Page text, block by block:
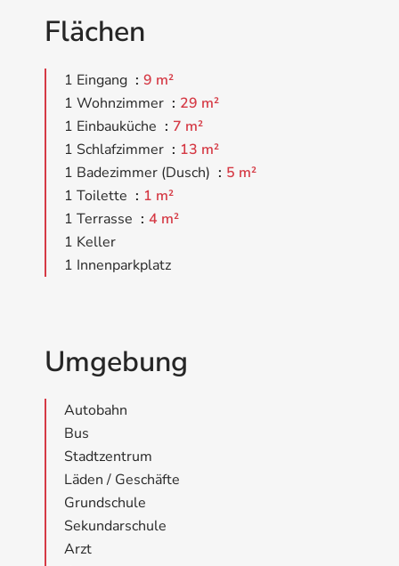
Flächen
1 Eingang
9 m²
1 Wohnzimmer
29 m²
1 Einbauküche
7 m²
1 Schlafzimmer
13 m²
1 Badezimmer (Dusch)
5 m²
1 Toilette
1 m²
1 Terrasse
4 m²
1 Keller
1 Innenparkplatz
Umgebung
Autobahn
Bus
Stadtzentrum
Läden / Geschäfte
Grundschule
Sekundarschule
Arzt